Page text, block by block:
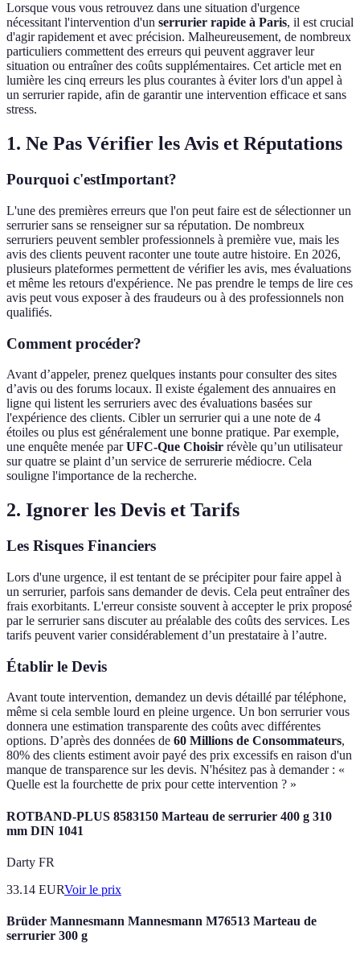
Lorsque vous vous retrouvez dans une situation d'urgence
nécessitant l'intervention d'un serrurier rapide à Paris, il est crucial
d'agir rapidement et avec précision. Malheureusement, de nombreux
particuliers commettent des erreurs qui peuvent aggraver leur
situation ou entraîner des coûts supplémentaires. Cet article met en
lumière les cinq erreurs les plus courantes à éviter lors d'un appel à
un serrurier rapide, afin de garantir une intervention efficace et sans
stress.
1. Ne Pas Vérifier les Avis et Réputations
Pourquoi c'estImportant?
L'une des premières erreurs que l'on peut faire est de sélectionner un
serrurier sans se renseigner sur sa réputation. De nombreux
serruriers peuvent sembler professionnels à première vue, mais les
avis des clients peuvent raconter une toute autre histoire. En 2026,
plusieurs plateformes permettent de vérifier les avis, mes évaluations
et même les retours d'expérience. Ne pas prendre le temps de lire ces
avis peut vous exposer à des fraudeurs ou à des professionnels non
qualifiés.
Comment procéder?
Avant d’appeler, prenez quelques instants pour consulter des sites
d’avis ou des forums locaux. Il existe également des annuaires en
ligne qui listent les serruriers avec des évaluations basées sur
l'expérience des clients. Cibler un serrurier qui a une note de 4
étoiles ou plus est généralement une bonne pratique. Par exemple,
une enquête menée parUFC-Que Choisir révèle qu’un utilisateur
sur quatre se plaint d’un service de serrurerie médiocre. Cela
souligne l'importance de la recherche.
2. Ignorer les Devis et Tarifs
Les Risques Financiers
Lors d'une urgence, il est tentant de se précipiter pour faire appel à
un serrurier, parfois sans demander de devis. Cela peut entraîner des
frais exorbitants. L'erreur consiste souvent à accepter le prix proposé
par le serrurier sans discuter au préalable des coûts des services. Les
tarifs peuvent varier considérablement d’un prestataire à l’autre.
Établir le Devis
Avant toute intervention, demandez un devis détaillé par téléphone,
même si cela semble lourd en pleine urgence. Un bon serrurier vous
donnera une estimation transparente des coûts avec différentes
options. D’après des données de 60 Millions de Consommateurs,
80% des clients estiment avoir payé des prix excessifs en raison d'un
manque de transparence sur les devis. N'hésitez pas à demander : «
Quelle est la fourchette de prix pour cette intervention ? »
ROTBAND-PLUS 8583150 Marteau de serrurier 400 g 310
mm DIN 1041
Darty FR
33.14 EURVoir le prix
Brüder Mannesmann Mannesmann M76513 Marteau de
serrurier 300 g